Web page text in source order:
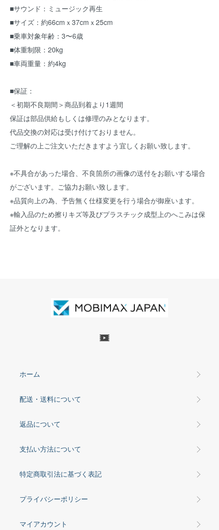
■サウンド：ミュージック再生
■サイズ：約66cmｘ37cmｘ25cm
■乗車対象年齢：3〜6歳
■体重制限：20kg
■車両重量：約4kg
■保証：
＜初期不良期間＞商品到着より1週間
保証は部品供給もしくは修理のみとなります。
代品交換の対応は受け付けておりません。
ご理解の上ご注文いただきますよう宜しくお願い致します。
※不具合があった場合、不良箇所の画像の送付をお願いする場合
がございます。ご協力お願い致します。
※品質向上の為、予告無く仕様変更を行う場合が御座います。
※輸入品のため擦りキズ等及びプラスチック成型上のへこみは保
証外となります。
ホーム
配送・送料について
返品について
支払い方法について
特定商取引法に基づく表記
プライバシーポリシー
マイアカウント